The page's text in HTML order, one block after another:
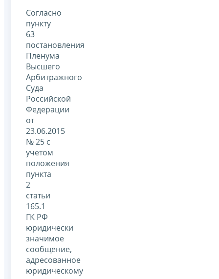
Согласно
пункту
63
постановления
Пленума
Высшего
Арбитражного
Суда
Российской
Федерации
от
23.06.2015
№ 25 с
учетом
положения
пункта
2
статьи
165.1
ГК РФ
юридически
значимое
сообщение,
адресованное
юридическому